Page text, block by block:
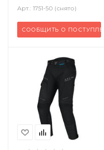
Арт.: 1751-50 (снято)
СООБЩИТЬ О